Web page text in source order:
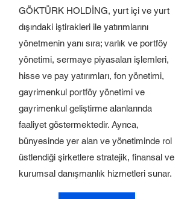
GÖKTÜRK HOLDİNG, yurt içi ve yurt
dışındaki iştirakleri ile yatırımlarını
yönetmenin yanı sıra; varlık ve portföy
yönetimi, sermaye piyasaları işlemleri,
hisse ve pay yatırımları, fon yönetimi,
gayrimenkul portföy yönetimi ve
gayrimenkul geliştirme alanlarında
faaliyet göstermektedir. Ayrıca,
bünyesinde yer alan ve yönetiminde rol
üstlendiği şirketlere stratejik, finansal ve
kurumsal danışmanlık hizmetleri sunar.